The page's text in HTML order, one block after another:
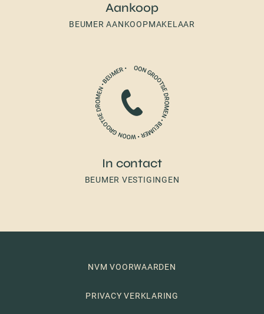
Aankoop
BEUMER AANKOOPMAKELAAR
In contact
BEUMER VESTIGINGEN
NVM VOORWAARDEN
PRIVACY VERKLARING